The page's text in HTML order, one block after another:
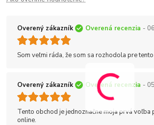
Overený zákazník Overená recenzia -
Som veľmi ráda, že som sa rozhodola pre
Overený zákazník Overená recenzia -
Tento obchod je jednoznačne moja prvá voľba
online.